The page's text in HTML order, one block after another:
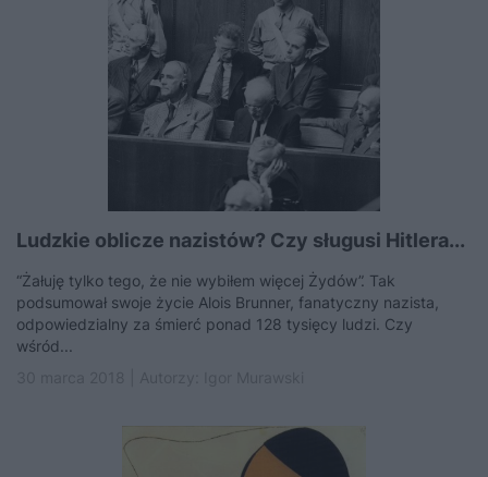
Ludzkie oblicze nazistów? Czy sługusi Hitlera...
“Żałuję tylko tego, że nie wybiłem więcej Żydów”. Tak
podsumował swoje życie Alois Brunner, fanatyczny nazista,
odpowiedzialny za śmierć ponad 128 tysięcy ludzi. Czy
wśród...